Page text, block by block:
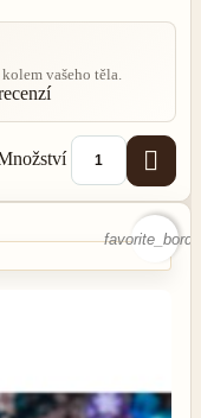
vašeho těla.
